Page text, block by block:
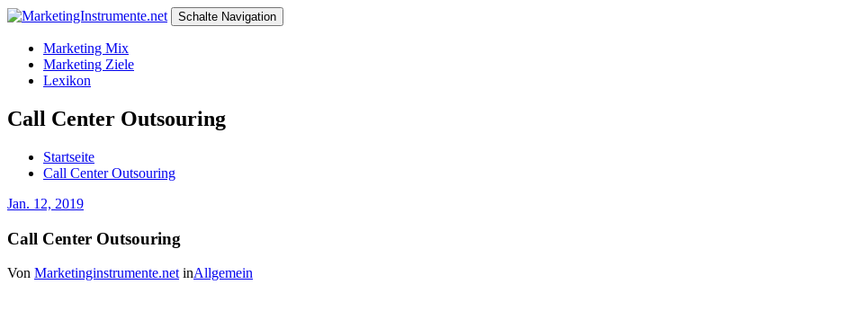
Schalte Navigation
Marketing Mix
Marketing Ziele
Lexikon
Call Center Outsouring
Startseite
Call Center Outsouring
Jan. 12, 2019
Call Center Outsouring
Von Marketinginstrumente.net inAllgemein